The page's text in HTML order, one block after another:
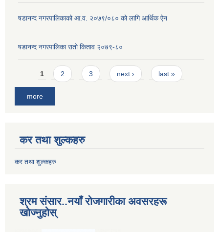
षडानन्द नगरपालिकाको आ.व. २०७९/०८० को लागि आर्थिक ऐन
षडानन्द नगरपालिका रातो किताव २०७९-८०
Pages
1 2 3 next › last »
more
कर तथा शुल्कहरु
कर तथा शुल्कहरु
श्रम संसार..नयाँ रोजगारीका अवसरहरू
खोज्नुहोस्